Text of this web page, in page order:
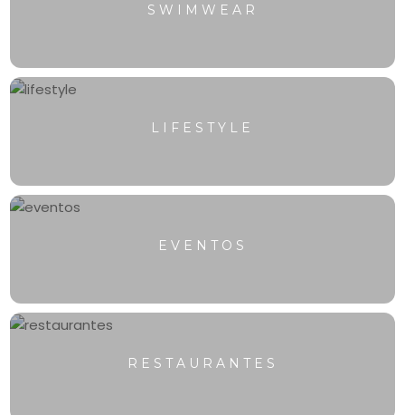
SWIMWEAR
LIFESTYLE
EVENTOS
RESTAURANTES